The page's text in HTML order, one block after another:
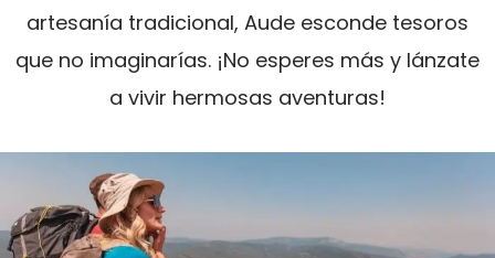
artesanía tradicional, Aude esconde tesoros
que no imaginarías. ¡No esperes más y lánzate
a vivir hermosas aventuras!